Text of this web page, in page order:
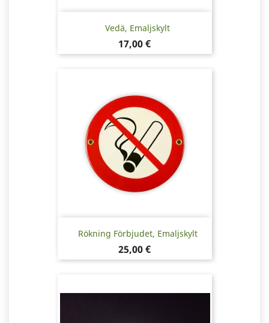
Vedä, Emaljskylt
Pris
17,00 €
Rökning Förbjudet, Emaljskylt
Pris
25,00 €